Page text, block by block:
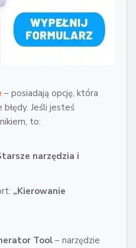
– posiadają opcję, która
Jeśli jesteś
to:
narzędzia i
„Kierowanie
Tool – narzędzie